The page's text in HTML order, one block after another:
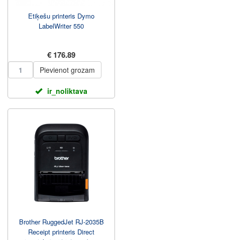
Etiķešu printeris Dymo
LabelWriter 550
€ 176.89
Pievienot grozam
ir_noliktava
Brother RuggedJet RJ-2035B
Receipt printeris Direct